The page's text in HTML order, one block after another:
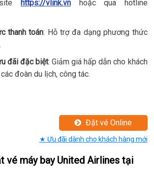
https://vlink.vn hoặc qua hotline
thanh toán: Hỗ trợ đa dạng phương thức
đãi đặc biệt: Giảm giá hấp dẫn cho khách
đoàn du lịch, công tác.
Đặt vé Online
★ Ưu đãi dành cho khách hàng mới
vé máy bay United Airlines tại